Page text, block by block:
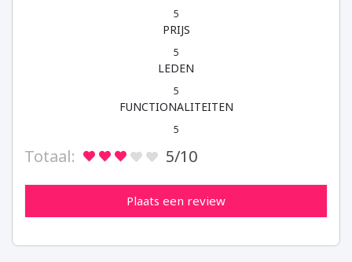
5
PRIJS
5
LEDEN
5
FUNCTIONALITEITEN
5
Totaal: 5/10
Plaats een review